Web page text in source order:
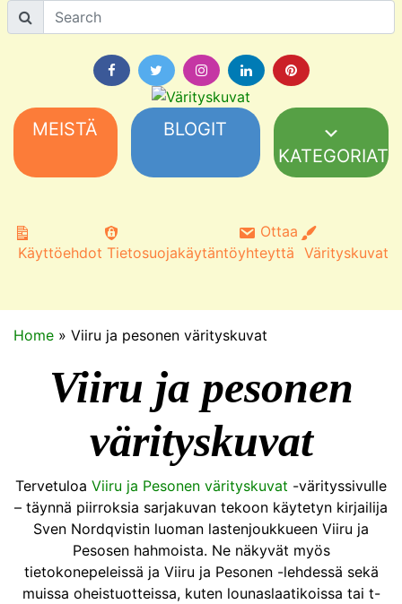
MEISTÄ
BLOGIT
KATEGORIAT
Käyttöehdot Tietosuojakäytäntö
Ottaa
yhteyttä Värityskuvat
Home » Viiru ja pesonen värityskuvat
Viiru ja pesonen
värityskuvat
Tervetuloa Viiru ja Pesonen värityskuvat -värityssivulle
– täynnä piirroksia sarjakuvan tekoon käytetyn kirjailija
Sven Nordqvistin luoman lastenjoukkueen Viiru ja
Pesosen hahmoista. Ne näkyvät myös
tietokonepeleissä ja Viiru ja Pesonen -lehdessä sekä
muissa oheistuotteissa, kuten lounaslaatikoissa tai t-